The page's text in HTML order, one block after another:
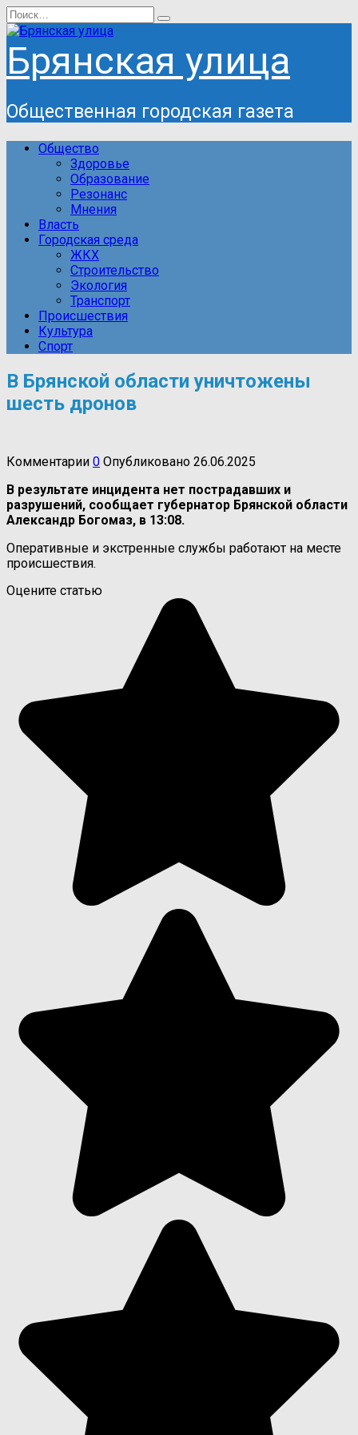
Перейти
к
содержанию
Search
for:
Брянская улица
Общественная городская газета
Общество
Здоровье
Образование
Резонанс
Мнения
Власть
Городская среда
ЖКХ
Строительство
Экология
Транспорт
Происшествия
Культура
Спорт
В Брянской области уничтожены
шесть дронов
Комментарии 0 Опубликовано 26.06.2025
В результате инцидента нет пострадавших и
разрушений, сообщает губернатор Брянской области
Александр Богомаз, в 13:08.
Оперативные и экстренные службы работают на месте
происшествия.
Оцените статью